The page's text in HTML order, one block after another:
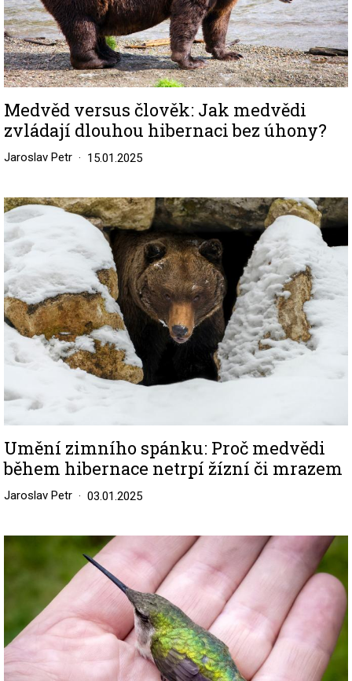
Medvěd versus člověk: Jak medvědi
zvládají dlouhou hibernaci bez úhony?
Jaroslav Petr 15.01.2025
Image
Umění zimního spánku: Proč medvědi
během hibernace netrpí žízní či mrazem
Jaroslav Petr 03.01.2025
Image